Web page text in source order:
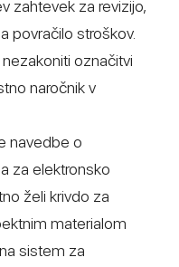
zahtevek za revizijo,
povračilo stroškov.
označitvi
naročnik v
navedbe o
za elektronsko
želi krivdo za
materialom
sistem za